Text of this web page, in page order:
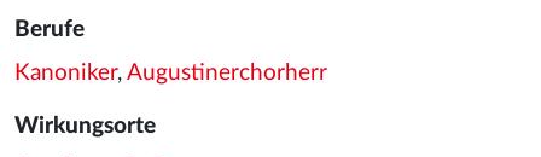
Berufe
Kanoniker, Augustinerchorherr
Wirkungsorte